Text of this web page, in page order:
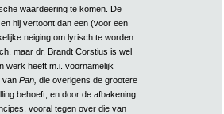
waardeering te komen. De
hij vertoont dan een (voor een
neiging om lyrisch te worden.
maar dr. Brandt Corstius is wel
werk heeft m.i. voornamelijk
van Pan, die overigens de grootere
behoeft, en door de afbakening
vooral tegen over die van